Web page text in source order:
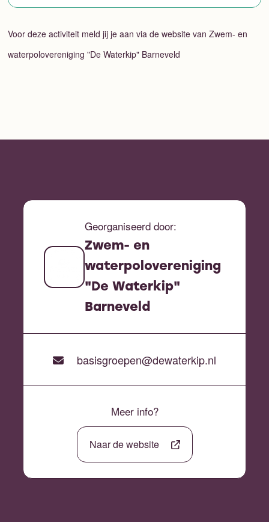
Voor deze activiteit meld jij je aan via de website van Zwem- en
waterpolovereniging "De Waterkip" Barneveld
Georganiseerd door:
Zwem- en
waterpolovereniging
"De Waterkip"
Barneveld
basisgroepen@dewaterkip.nl
Meer info?
Naar de website